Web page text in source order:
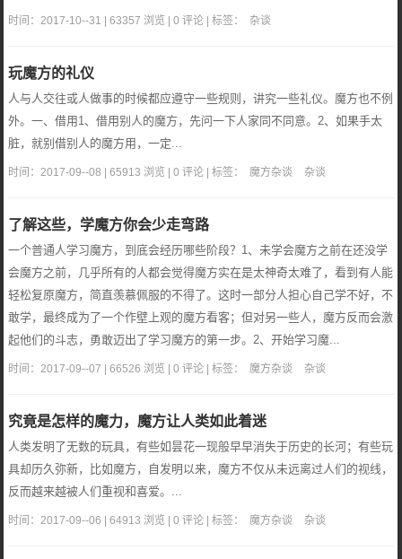
时间：2017-10--31 | 63357 浏览 | 0 评论 | 标签： 杂谈
玩魔方的礼仪
人与人交往或人做事的时候都应遵守一些规则，讲究一些礼仪。魔方也不例
外。一、借用1、借用别人的魔方，先问一下人家同不同意。2、如果手太
脏，就别借别人的魔方用，一定...
时间：2017-09--08 | 65913 浏览 | 0 评论 | 标签： 魔方杂谈 杂谈
了解这些，学魔方你会少走弯路
一个普通人学习魔方，到底会经历哪些阶段？1、未学会魔方之前在还没学
会魔方之前，几乎所有的人都会觉得魔方实在是太神奇太难了，看到有人能
轻松复原魔方，简直羡慕佩服的不得了。这时一部分人担心自己学不好，不
敢学，最终成为了一个作壁上观的魔方看客；但对另一些人，魔方反而会激
起他们的斗志，勇敢迈出了学习魔方的第一步。2、开始学习魔...
时间：2017-09--07 | 66526 浏览 | 0 评论 | 标签： 魔方杂谈 杂谈
究竟是怎样的魔力，魔方让人类如此着迷
人类发明了无数的玩具，有些如昙花一现般早早消失于历史的长河；有些玩
具却历久弥新，比如魔方，自发明以来，魔方不仅从未远离过人们的视线，
反而越来越被人们重视和喜爱。...
时间：2017-09--06 | 64913 浏览 | 0 评论 | 标签： 魔方杂谈 杂谈